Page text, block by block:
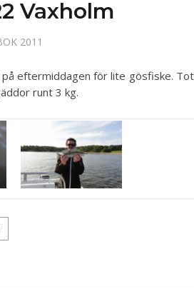
Vaxholm
2011
eftermiddagen för lite gösfiske.
runt 3 kg.